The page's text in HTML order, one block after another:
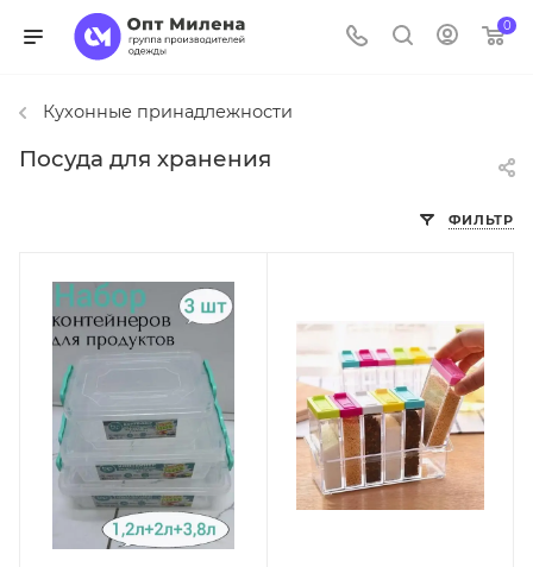
0
Кухонные принадлежности
Посуда для хранения
ФИЛЬТР